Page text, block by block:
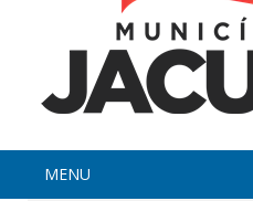
MENU